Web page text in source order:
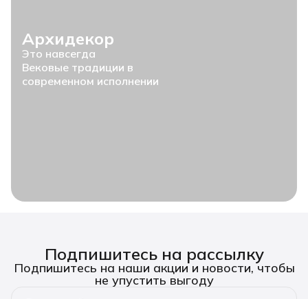
Архидекор
Это навсегда
Вековые традиции в
современном исполнении
Подпишитесь на рассылку
Подпишитесь на наши акции и новости, чтобы
не упустить выгоду